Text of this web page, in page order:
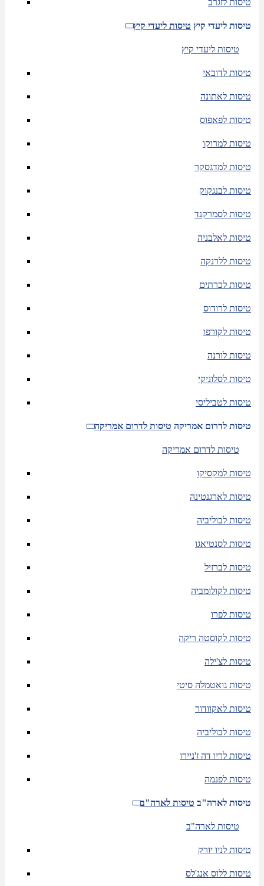
טיסות לזגרב
טיסות ליעדי קיץ טיסות ליעדי קיץ
טיסות ליעדי קיץ
טיסות לדובאי
טיסות לאתונה
טיסות לפאפוס
טיסות למרוקו
טיסות למדגסקר
טיסות לבנגקוק
טיסות לסמרקנד
טיסות לאלבניה
טיסות ללרנקה
טיסות לכרתים
טיסות לרודוס
טיסות לקורפו
טיסות לורנה
טיסות לסלוניקי
טיסות לטביליסי
טיסות לדרום אמריקה טיסות לדרום אמריקה
טיסות לדרום אמריקה
טיסות למקסיקו
טיסות לארגנטינה
טיסות לבוליביה
טיסות לסנטיאגו
טיסות לברזיל
טיסות לקולומביה
טיסות לפרו
טיסות לקוסטה ריקה
טיסות לצ'ילה
טיסות גואטמלה סיטי
טיסות לאקוודור
טיסות לבוליביה
טיסות לריו דה ז'ניירו
טיסות לפנמה
טיסות לארה"ב טיסות לארה"ב
טיסות לארה"ב
טיסות לניו יורק
טיסות ללוס אנג'לס